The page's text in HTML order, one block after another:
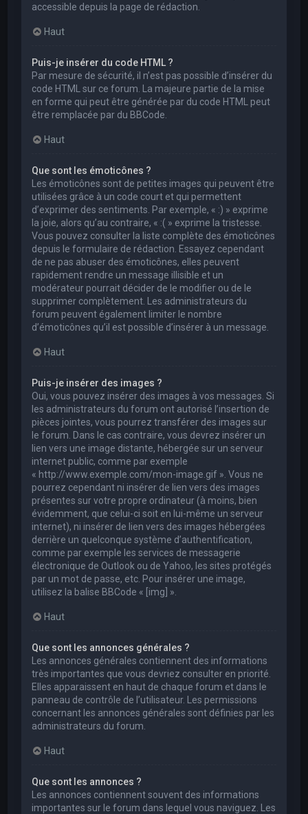
accessible depuis la page de rédaction.
Haut
Puis-je insérer du code HTML ?
Par mesure de sécurité, il n’est pas possible d’insérer du
code HTML sur ce forum. La majeure partie de la mise
en forme qui peut être générée par du code HTML peut
être remplacée par du BBCode.
Haut
Que sont les émoticônes ?
Les émoticônes sont de petites images qui peuvent être
utilisées grâce à un code court et qui permettent
d’exprimer des sentiments. Par exemple, « :) » exprime
la joie, alors qu’au contraire, « :( » exprime la tristesse.
Vous pouvez consulter la liste complète des émoticônes
depuis le formulaire de rédaction. Essayez cependant
de ne pas abuser des émoticônes, elles peuvent
rapidement rendre un message illisible et un
modérateur pourrait décider de le modifier ou de le
supprimer complètement. Les administrateurs du
forum peuvent également limiter le nombre
d’émoticônes qu’il est possible d’insérer à un message.
Haut
Puis-je insérer des images ?
Oui, vous pouvez insérer des images à vos messages. Si
les administrateurs du forum ont autorisé l’insertion de
pièces jointes, vous pourrez transférer des images sur
le forum. Dans le cas contraire, vous devrez insérer un
lien vers une image distante, hébergée sur un serveur
internet public, comme par exemple
« http://www.exemple.com/mon-image.gif ». Vous ne
pourrez cependant ni insérer de lien vers des images
présentes sur votre propre ordinateur (à moins, bien
évidemment, que celui-ci soit en lui-même un serveur
internet), ni insérer de lien vers des images hébergées
derrière un quelconque système d’authentification,
comme par exemple les services de messagerie
électronique de Outlook ou de Yahoo, les sites protégés
par un mot de passe, etc. Pour insérer une image,
utilisez la balise BBCode « [img] ».
Haut
Que sont les annonces générales ?
Les annonces générales contiennent des informations
très importantes que vous devriez consulter en priorité.
Elles apparaissent en haut de chaque forum et dans le
panneau de contrôle de l’utilisateur. Les permissions
concernant les annonces générales sont définies par les
administrateurs du forum.
Haut
Que sont les annonces ?
Les annonces contiennent souvent des informations
importantes sur le forum dans lequel vous naviguez. Les